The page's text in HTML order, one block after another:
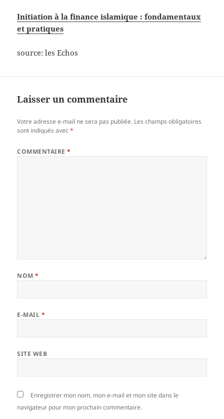
Initiation à la finance islamique : fondamentaux
et pratiques
source: les Echos
Laisser un commentaire
Votre adresse e-mail ne sera pas publiée. Les champs obligatoires
sont indiqués avec*
COMMENTAIRE*
NOM*
E-MAIL *
SITE WEB
Enregistrer mon nom, mon e-mail et mon site dans le
navigateur pour mon prochain commentaire.